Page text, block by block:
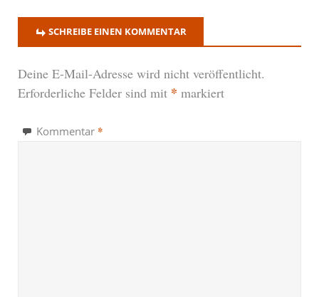
SCHREIBE EINEN KOMMENTAR
Deine E-Mail-Adresse wird nicht veröffentlicht.
Erforderliche Felder sind mit * markiert
Kommentar *